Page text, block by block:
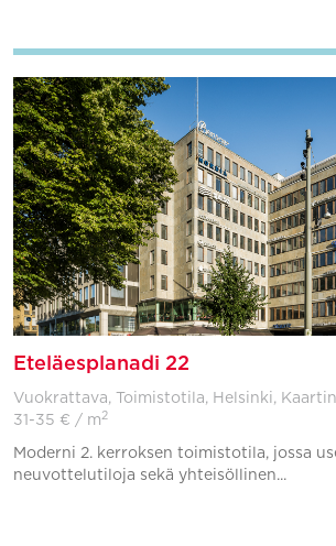
Eteläesplanadi 22
Vuokrattava, Toimistotila, Helsinki,
31-35 € / m 2
Moderni 2. kerroksen toimistotila, jossa
neuvottelutiloja sekä yhteisöllinen...